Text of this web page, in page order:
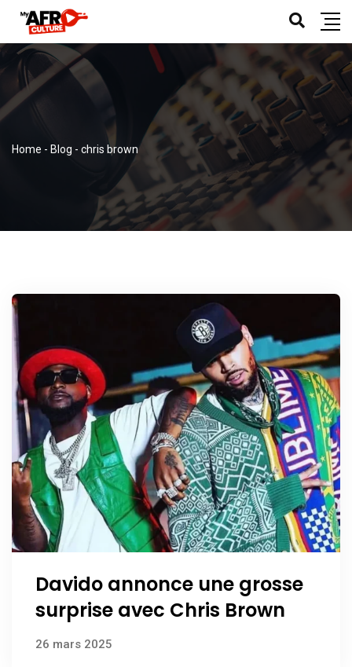
Home - Blog - chris brown
Davido annonce une grosse
surprise avec Chris Brown
26 mars 2025